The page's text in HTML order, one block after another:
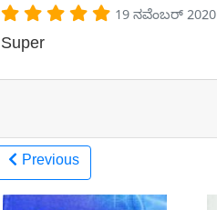
19 ನವೆಂಬರ್ 2020
Super
Previous